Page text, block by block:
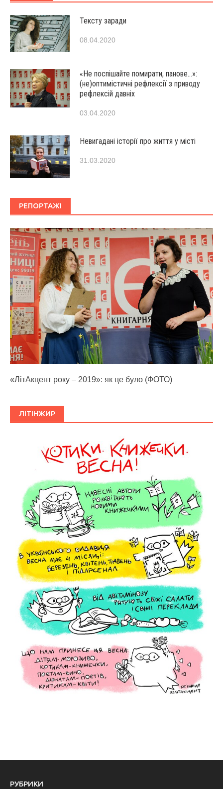
Тексту заради
08.04.2020
«Не поспішайте помирати, панове…»:
(не)оптимістичні рефлексії з приводу
рефлексій давніх
03.04.2020
Невигадані історії про життя у місті
31.03.2020
РЕПОРТАЖІ
«ЛітАкцент року – 2019»: як це було (ФОТО)
ЛІТІНЖИР
РУБРИКИ